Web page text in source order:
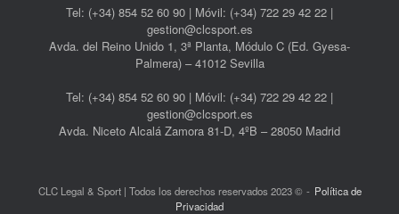
Tel: (+34) 854 52 60 90 | Móvil: (+34) 722 29 42 22 |
gestion@clcsport.es
Avda. del Reino Unido 1, 3ª Planta, Módulo C (Ed. Gyesa-
Palmera) – 41012 Sevilla
Tel: (+34) 854 52 60 90 | Móvil: (+34) 722 29 42 22 |
gestion@clcsport.es
Avda. Niceto Alcalá Zamora 81-D, 4ºB – 28050 Madrid
CLC Legal & Sport | Todos los derechos reservados 2023 ©
Política de
Privacidad